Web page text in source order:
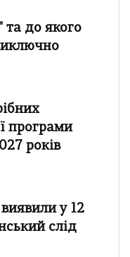
та до якого
програми
років
у 12
слід